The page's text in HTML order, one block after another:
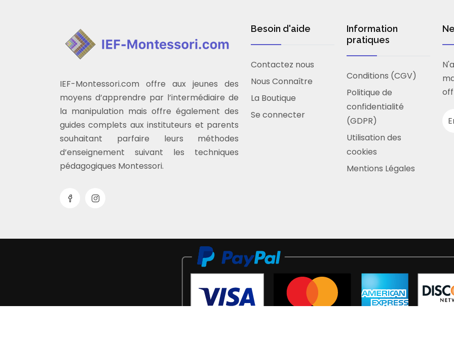
IEF-Montessori.com offre aux jeunes des
moyens d’apprendre par l’intermédiaire de
la manipulation mais offre également des
guides complets aux instituteurs et parents
souhaitant parfaire leurs méthodes
d’enseignement suivant les techniques
pédagogiques Montessori.
Besoin d'aide
Contactez nous
Nous Connaître
La Boutique
Se connecter
Information
pratiques
Conditions (CGV)
Politique de
confidentialité
(GDPR)
Utilisation des
cookies
Mentions Légales